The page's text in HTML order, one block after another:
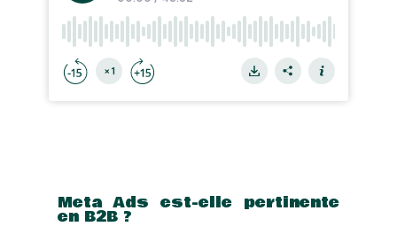
Meta Ads est-elle pertinente
en B2B ?